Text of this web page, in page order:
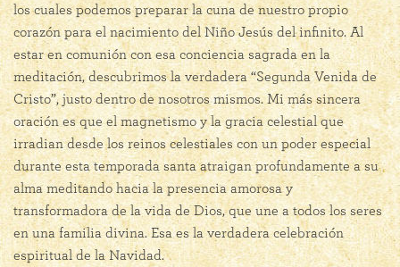
los cuales podemos preparar la cuna de nuestro propio
corazón para el nacimiento del Niño Jesús del infinito. Al
estar en comunión con esa conciencia sagrada en la
meditación, descubrimos la verdadera “Segunda Venida de
Cristo”, justo dentro de nosotros mismos. Mi más sincera
oración es que el magnetismo y la gracia celestial que
irradian desde los reinos celestiales con un poder especial
durante esta temporada santa atraigan profundamente a su
alma meditando hacia la presencia amorosa y
transformadora de la vida de Dios, que une a todos los seres
en una familia divina. Esa es la verdadera celebración
espiritual de la Navidad.